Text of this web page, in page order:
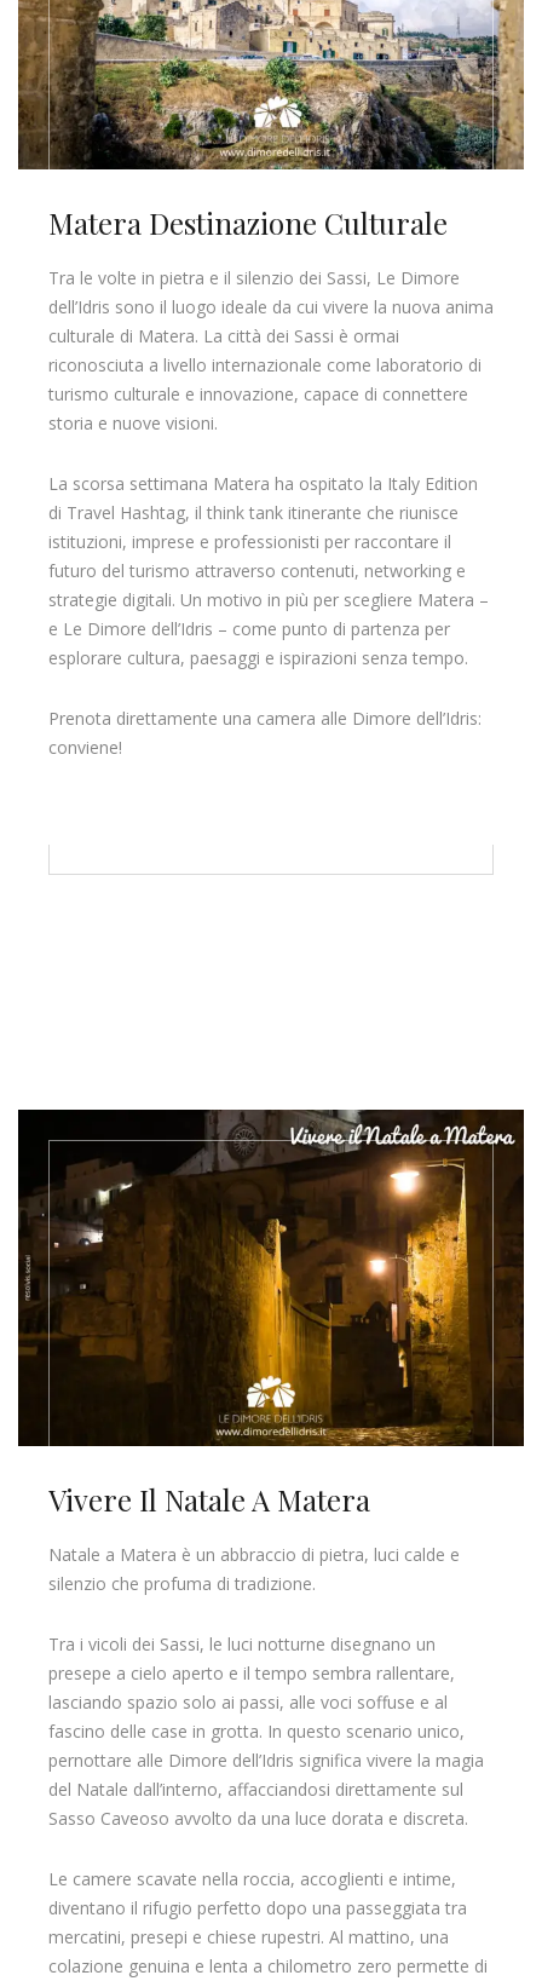
Matera Destinazione Culturale
Tra le volte in pietra e il silenzio dei Sassi, Le Dimore
dell’Idris sono il luogo ideale da cui vivere la nuova anima
culturale di Matera. La città dei Sassi è ormai
riconosciuta a livello internazionale come laboratorio di
turismo culturale e innovazione, capace di connettere
storia e nuove visioni.
La scorsa settimana Matera ha ospitato la Italy Edition
di Travel Hashtag, il think tank itinerante che riunisce
istituzioni, imprese e professionisti per raccontare il
futuro del turismo attraverso contenuti, networking e
strategie digitali. Un motivo in più per scegliere Matera –
e Le Dimore dell’Idris – come punto di partenza per
esplorare cultura, paesaggi e ispirazioni senza tempo.
Prenota direttamente una camera alle Dimore dell’Idris:
conviene!
Vivere Il Natale A Matera
Natale a Matera è un abbraccio di pietra, luci calde e
silenzio che profuma di tradizione.
Tra i vicoli dei Sassi, le luci notturne disegnano un
presepe a cielo aperto e il tempo sembra rallentare,
lasciando spazio solo ai passi, alle voci soffuse e al
fascino delle case in grotta. In questo scenario unico,
pernottare alle Dimore dell’Idris significa vivere la magia
del Natale dall’interno, affacciandosi direttamente sul
Sasso Caveoso avvolto da una luce dorata e discreta.
Le camere scavate nella roccia, accoglienti e intime,
diventano il rifugio perfetto dopo una passeggiata tra
mercatini, presepi e chiese rupestri. Al mattino, una
colazione genuina e lenta a chilometro zero permette di